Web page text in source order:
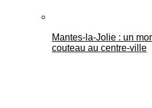
Mantes-la-Jolie : un
couteau au centre-ville